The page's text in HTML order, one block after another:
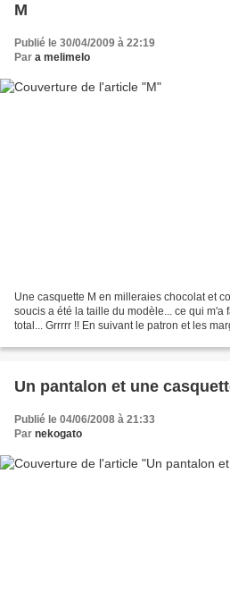
M
Publié le 30/04/2009 à 22:19
Par a melimelo
Une casquette M en milleraies chocolat et
soucis a été la taille du modèle... ce qui m'a
total... Grrrrr !! En suivant le patron et les
Un pantalon et une
Publié le 04/06/2008 à 21:33
Par nekogato